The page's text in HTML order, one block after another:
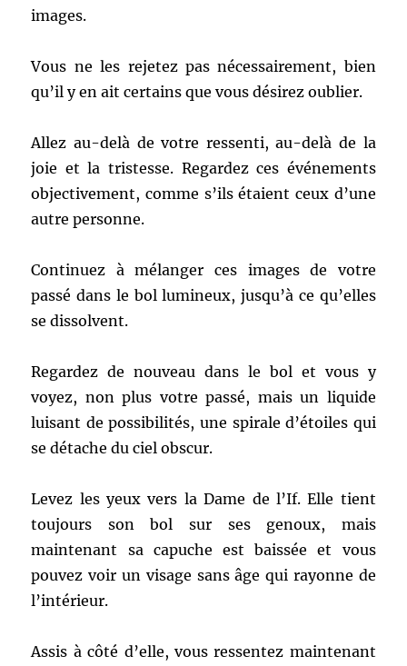
images.
Vous ne les rejetez pas nécessairement, bien
qu’il y en ait certains que vous désirez oublier.
Allez au-delà de votre ressenti, au-delà de la
joie et la tristesse. Regardez ces événements
objectivement, comme s’ils étaient ceux d’une
autre personne.
Continuez à mélanger ces images de votre
passé dans le bol lumineux, jusqu’à ce qu’elles
se dissolvent.
Regardez de nouveau dans le bol et vous y
voyez, non plus votre passé, mais un liquide
luisant de possibilités, une spirale d’étoiles qui
se détache du ciel obscur.
Levez les yeux vers la Dame de l’If. Elle tient
toujours son bol sur ses genoux, mais
maintenant sa capuche est baissée et vous
pouvez voir un visage sans âge qui rayonne de
l’intérieur.
Assis à côté d’elle, vous ressentez maintenant